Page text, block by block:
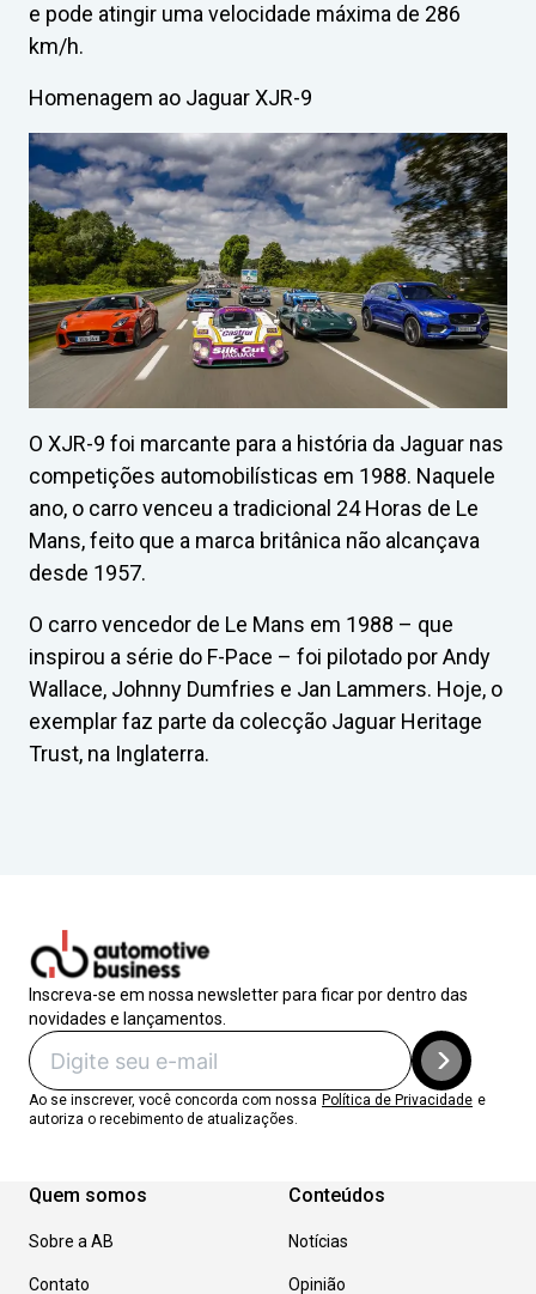
e pode atingir uma velocidade máxima de 286
km/h.
Homenagem ao Jaguar XJR-9
O XJR-9 foi marcante para a história da Jaguar nas
competições automobilísticas em 1988. Naquele
ano, o carro venceu a tradicional 24 Horas de Le
Mans, feito que a marca britânica não alcançava
desde 1957.
O carro vencedor de Le Mans em 1988 – que
inspirou a série do F-Pace – foi pilotado por Andy
Wallace, Johnny Dumfries e Jan Lammers. Hoje, o
exemplar faz parte da colecção Jaguar Heritage
Trust, na Inglaterra.
Inscreva-se em nossa newsletter para ficar por dentro das
novidades e lançamentos.
Ao se inscrever, você concorda com nossa Política de Privacidade e
autoriza o recebimento de atualizações.
Quem somos
Sobre a AB
Contato
Conteúdos
Notícias
Opinião